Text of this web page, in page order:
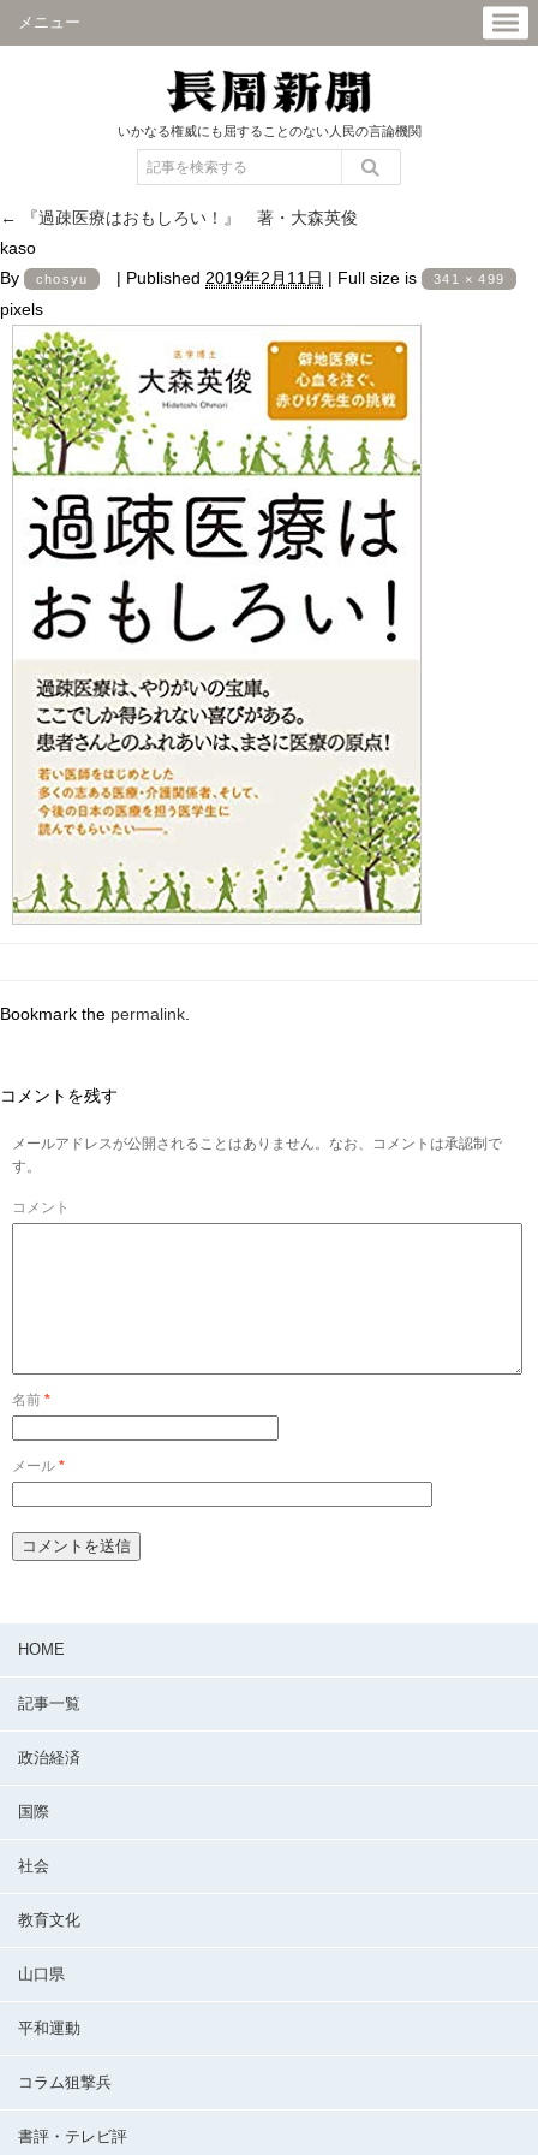
メニュー
いかなる権威にも屈することのない人民の言論機関
←
『過疎医療はおもしろい！』 著・大森英俊
kaso
By
chosyu | Published 2019年2月11日 | Full size is 341 × 499
pixels
Bookmark the permalink
コメントを残す
メールアドレスが公開されることはありません。なお、コメントは承認制で
す。
コメント
名前 *
メール *
HOME
記事一覧
政治経済
国際
社会
教育文化
山口県
平和運動
コラム狙撃兵
書評・テレビ評